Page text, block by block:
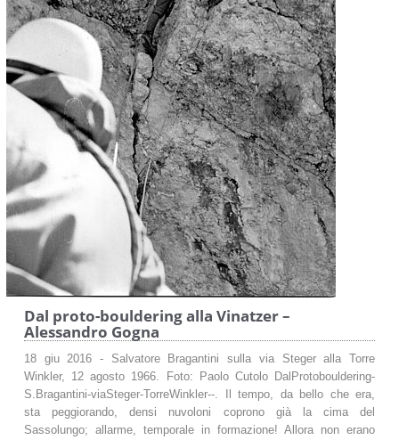
Dal proto-bouldering alla Vinatzer –
Alessandro Gogna
18 giu 2016 - Salvatore Bragantini sulla via Steger alla Torre
Winkler, 12 agosto 1966. Foto: Paolo Cutolo DalProtobouldering-
S.Bragantini-viaSteger-TorreWinkler--. Il tempo, da bello che era,
sta peggiorando, densi nuvoloni coprono già la cima del
Sassolungo; allarme, temporale in formazione! Allora non erano